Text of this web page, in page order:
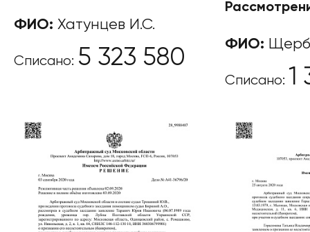
ФИО: Хатунцев И.С.
Списано: 5 323 580
ФИО:
Списано: 1